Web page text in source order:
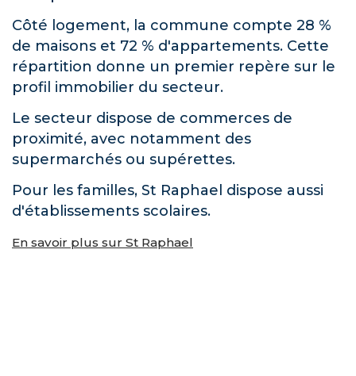
Côté logement, la commune compte 28 %
de maisons et 72 % d'appartements. Cette
répartition donne un premier repère sur le
profil immobilier du secteur.
Le secteur dispose de commerces de
proximité, avec notamment des
supermarchés ou supérettes.
Pour les familles, St Raphael dispose aussi
d'établissements scolaires.
En savoir plus sur St Raphael